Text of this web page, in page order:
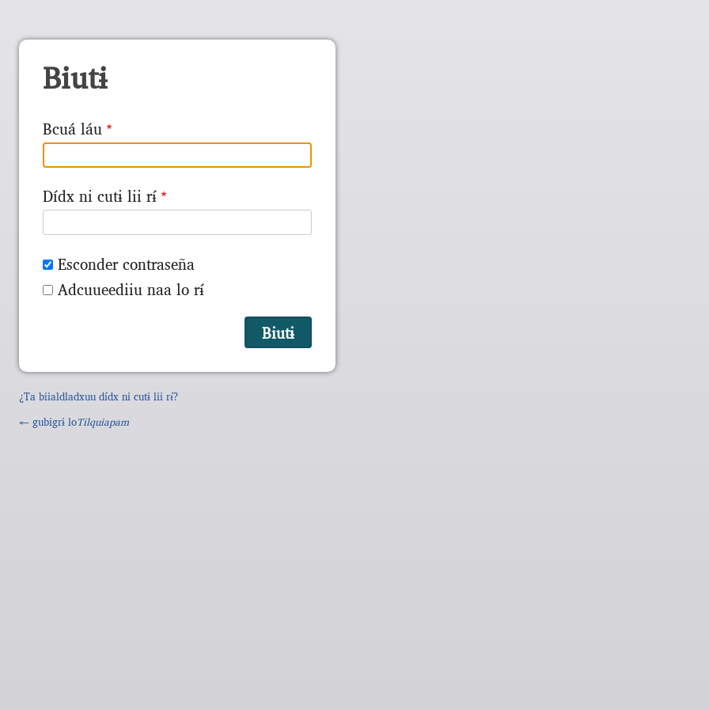
Biutɨ
Bcuá láu
Dídx ni cutɨ lii rɨ́
Esconder contraseña
Adcuueediiu naa lo rɨ́
¿Ta biialdladxuu dídx ni cutɨ lii rɨ́?
← gubigrɨ loTilquiapam